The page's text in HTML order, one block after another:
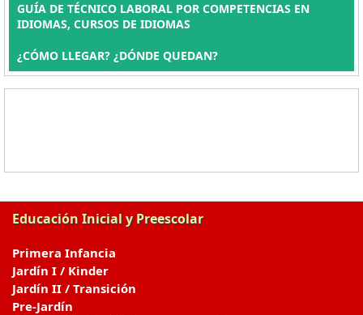
GUÍA DE TÉCNICO LABORAL POR COMPETENCIAS EN
IDIOMAS, CURSOS DE IDIOMAS
¿CÓMO LLEGAR? ¿DÓNDE QUEDAN?
Educación Inicial y Preescolar
Primera Infancia
Jardín I / Kinder
Jardín II / Transición
Pre-Jardín